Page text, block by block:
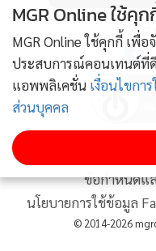
View
พาลูกไปนอนกลางวันแป๊บ
@jomtubsmile
ติด
นโยบายความเป็
ข้อกำหนดแล
นโยบายการใช้ข้อมูล
© 2014-2026
MGR Online ใช้คุ
MGR Online ใช้คุกกี้ เพื่
ประสบการณ์คอนเทนต์ที่
แอพพลิเคชั่น เงื่อนไขกา
ส่วนบุคคล